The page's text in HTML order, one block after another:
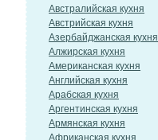
Австралийская кухня
Австрийская кухня
Азербайджанская кухня
Алжирская кухня
Американская кухня
Английская кухня
Арабская кухня
Аргентинская кухня
Армянская кухня
Африканская кухня